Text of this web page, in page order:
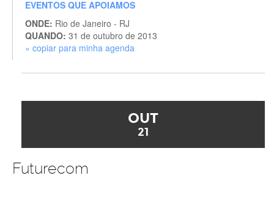
EVENTOS QUE APOIAMOS
ONDE: Rio de Janeiro - RJ
QUANDO: 31 de outubro de 2013
» copiar para minha agenda
OUT
21
Futurecom